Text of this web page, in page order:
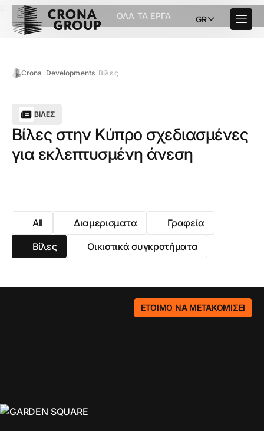
ΌΛΑ ΤΑ ΈΡΓΑ GR
Crona Developments Βίλες
ΒΊΛΕΣ
Βίλες στην Κύπρο σχεδιασμένες
για εκλεπτυσμένη άνεση
All Διαμερισματα
Γραφεία
Βίλες
Οικιστικά συγκροτήματα
ΈΤΟΙΜΟ ΝΑ ΜΕΤΑΚΟΜΊΣΕΙ